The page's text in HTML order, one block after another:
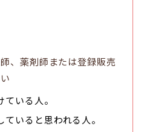
、薬剤師または登録販売
いる人。
いると思われる人。